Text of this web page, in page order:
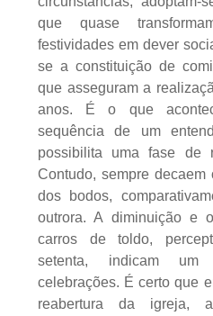
que quase
festividades em dever
se a constituição de
que asseguram a
anos. É o que
sequência de um
possibilita uma fase de
Contudo, sempre
dos bodos,
outrora. A diminuição e
carros de toldo,
setenta, indicam
celebrações. É certo que
reabertura da igreja,